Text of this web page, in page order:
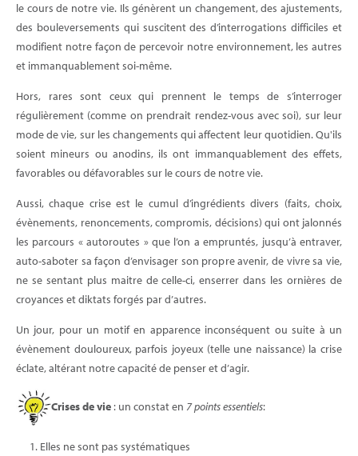
le cours de notre vie. Ils génèrent un changement, des ajustements,
des bouleversements qui suscitent des d’interrogations difficiles et
modifient notre façon de percevoir notre environnement, les autres
et immanquablement soi-même.
Hors, rares sont ceux qui prennent le temps de s’interroger
régulièrement (comme on prendrait rendez-vous avec soi), sur leur
mode de vie, sur les changements qui affectent leur quotidien. Qu'ils
soient mineurs ou anodins, ils ont immanquablement des effets,
favorables ou défavorables sur le cours de notre vie.
Aussi, chaque crise est le cumul d’ingrédients divers (faits, choix,
évènements, renoncements, compromis, décisions) qui ont jalonnés
les parcours « autoroutes » que l’on a empruntés, jusqu’à entraver,
auto-saboter sa façon d’envisager son propre avenir, de vivre sa vie,
ne se sentant plus maitre de celle-ci, enserrer dans les ornières de
croyances et diktats forgés par d’autres.
Un jour, pour un motif en apparence inconséquent ou suite à un
évènement douloureux, parfois joyeux (telle une naissance) la crise
éclate, altérant notre capacité de penser et d’agir.
Crises de vie : un constat en 7 points essentiels:
Elles ne sont pas systématiques